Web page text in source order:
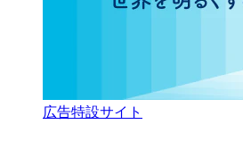
広告特設サイト